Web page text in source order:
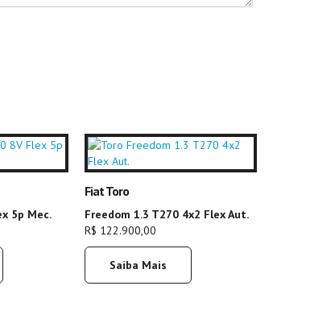
5p Mec.
Fiat Toro
Freedom 1.3 T270 4x2 Flex Aut.
R$ 122.900,00
Saiba Mais